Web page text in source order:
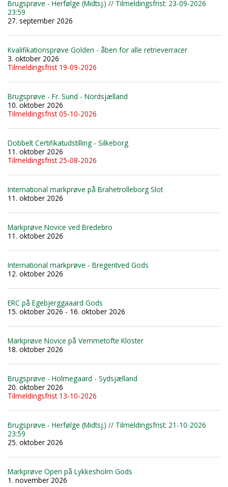
Brugsprøve - Herfølge (Midtsj.) // Tilmeldingsfrist: 23-09-2026
23:59
27. september 2026
Kvalifikationsprøve Golden - åben for alle retrieverracer
3. oktober 2026
Tilmeldingsfrist 19-09-2026
Brugsprøve - Fr. Sund - Nordsjælland
10. oktober 2026
Tilmeldingsfrist 05-10-2026
Dobbelt Certifikatudstilling - Silkeborg
11. oktober 2026
Tilmeldingsfrist 25-08-2026
International markprøve på Brahetrolleborg Slot
11. oktober 2026
Markprøve Novice ved Bredebro
11. oktober 2026
International markprøve - Bregentved Gods
12. oktober 2026
ERC på Egebjerggaaard Gods
15. oktober 2026 - 16. oktober 2026
Markprøve Novice på Vemmetofte Kloster
18. oktober 2026
Brugsprøve - Holmegaard - Sydsjælland
20. oktober 2026
Tilmeldingsfrist 13-10-2026
Brugsprøve - Herfølge (Midtsj.) // Tilmeldingsfrist: 21-10-2026
23:59
25. oktober 2026
Markprøve Open på Lykkesholm Gods
1. november 2026